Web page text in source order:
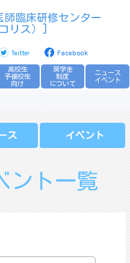
師臨床研修センター
リス）]
Twitter Facebook
高校生
予備校生
向け
奨学金
制度
について
ニュース
イベント
ス イベント
ント一覧